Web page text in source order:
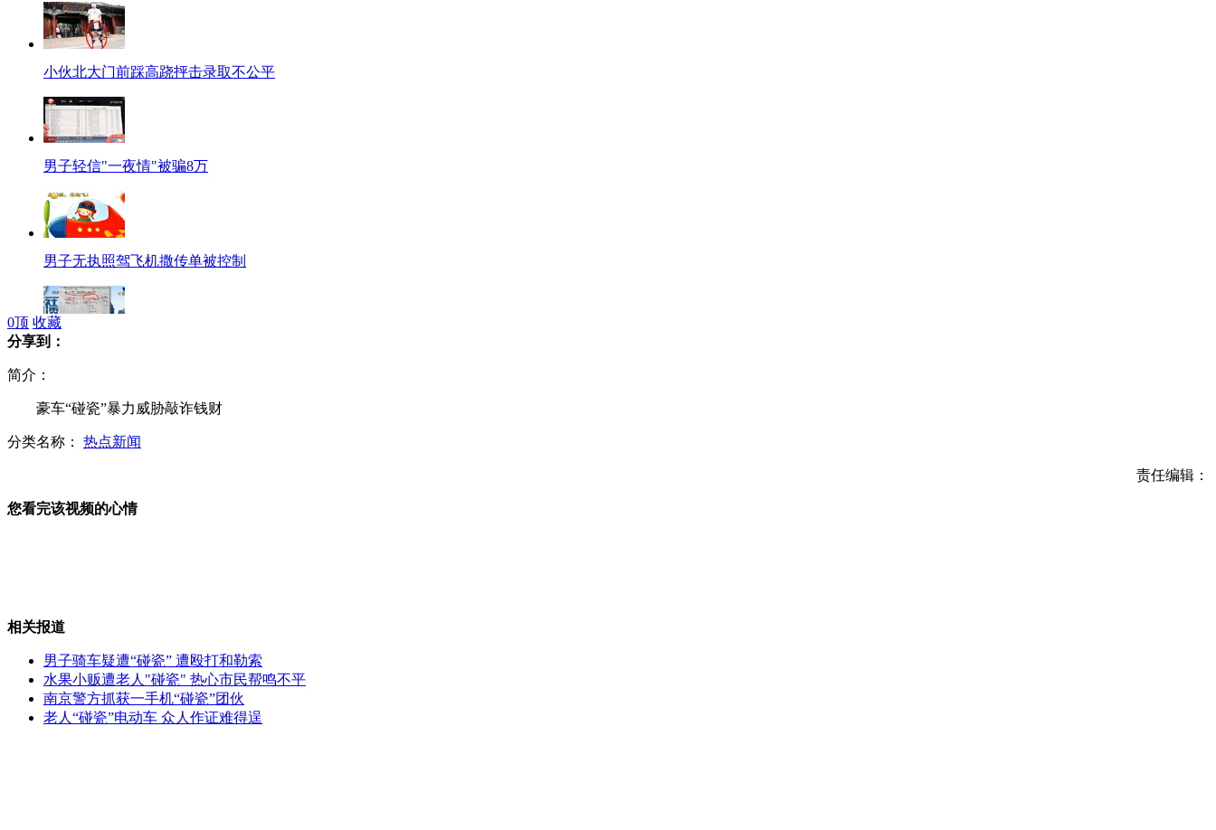
小伙北大门前踩高跷抨击录取不公平
男子轻信"一夜情"被骗8万
男子无执照驾飞机撒传单被控制
上海一货车被风掀翻 被困人员获救
女篮微笑迎接告别 苗立杰“真的老了累了”
0顶 收藏
分享到：
简介：
豪车“碰瓷”暴力威胁敲诈钱财
分类名称： 热点新闻
责任编辑：
您看完该视频的心情
相关报道
男子骑车疑遭“碰瓷” 遭殴打和勒索
水果小贩遭老人"碰瓷" 热心市民帮鸣不平
南京警方抓获一手机“碰瓷”团伙
老人“碰瓷”电动车 众人作证难得逞